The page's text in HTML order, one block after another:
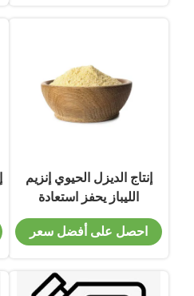
إنتاج الديزل الحيوي إنزيم
الليباز يحفز استعادة
الميثانول الزائدة
احصل على أفضل سعر